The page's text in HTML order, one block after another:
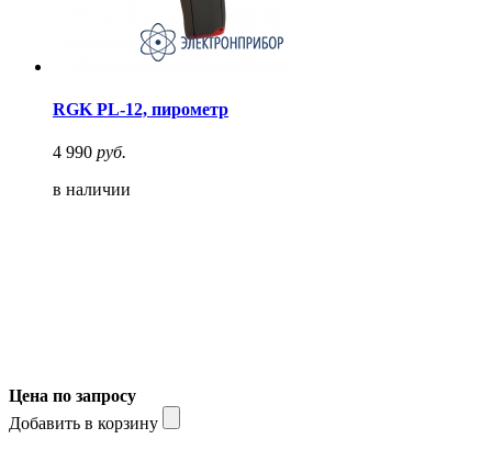
RGK PL-12, пирометр
4 990 руб.
в наличии
Цена по запросу
Добавить в корзину